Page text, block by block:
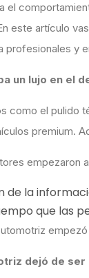
el
este artículo
profesionales y
un lujo en el
como el pulido
premium.
empezaron
de la
que las
dejó de